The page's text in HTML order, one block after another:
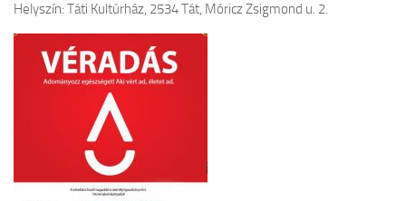
Helyszín: Táti Kultúrház, 2534 Tát, Móricz Zsigmond u. 2.